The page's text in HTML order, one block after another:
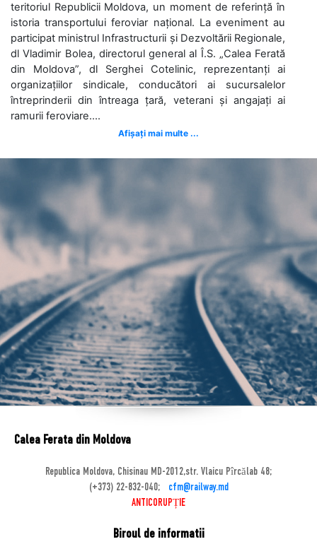
teritoriul Republicii Moldova, un moment de referință în
istoria transportului feroviar național. La eveniment au
participat ministrul Infrastructurii și Dezvoltării Regionale,
dl Vladimir Bolea, directorul general al Î.S. „Calea Ferată
din Moldova”, dl Serghei Cotelinic, reprezentanți ai
organizațiilor sindicale, conducători ai sucursalelor
întreprinderii din întreaga țară, veterani și angajați ai
ramurii feroviare....
Afișați mai multe ...
Calea Ferata din Moldova
Republica Moldova, Chisinau MD-2012,str. Vlaicu Pîrcălab 48;
(+373) 22-832-040;
cfm@railway.md
ANTICORUPȚIE
Biroul de informatii